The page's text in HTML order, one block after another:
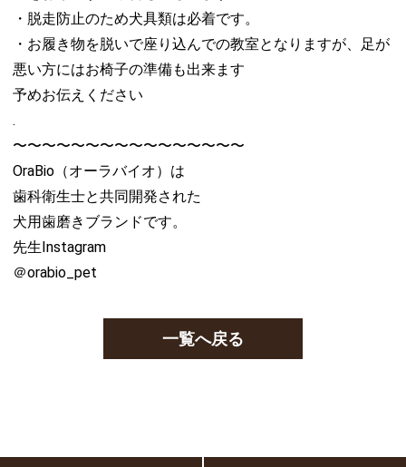
・脱走防止のため犬具類は必着です。
・お履き物を脱いで座り込んでの教室となりますが、足が
悪い方にはお椅子の準備も出来ます
予めお伝えください
.
〜〜〜〜〜〜〜〜〜〜〜〜〜〜〜〜
OraBio（オーラバイオ）は
歯科衛生士と共同開発された
犬用歯磨きブランドです。
先生Instagram
＠orabio_pet
一覧へ戻る